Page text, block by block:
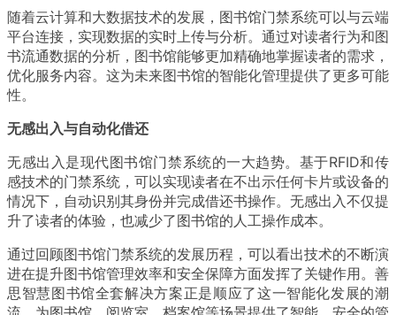
随着云计算和大数据技术的发展，图书馆门禁系统可以与云端
平台连接，实现数据的实时上传与分析。通过对读者行为和图
书流通数据的分析，图书馆能够更加精确地掌握读者的需求，
优化服务内容。这为未来图书馆的智能化管理提供了更多可能
性。
无感出入与自动化借还
无感出入是现代图书馆门禁系统的一大趋势。基于RFID和传
感技术的门禁系统，可以实现读者在不出示任何卡片或设备的
情况下，自动识别其身份并完成借还书操作。无感出入不仅提
升了读者的体验，也减少了图书馆的人工操作成本。
通过回顾图书馆门禁系统的发展历程，可以看出技术的不断演
进在提升图书馆管理效率和安全保障方面发挥了关键作用。善
思智慧图书馆全套解决方案正是顺应了这一智能化发展的潮